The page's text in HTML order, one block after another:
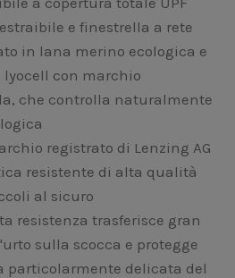
e finestrella a rete
in lana merino ecologica e
con marchio
che controlla naturalmente
registrato di Lenzing AG
resistente di alta qualità
al sicuro
resistenza trasferisce gran
sulla scocca e protegge
particolarmente delicata del